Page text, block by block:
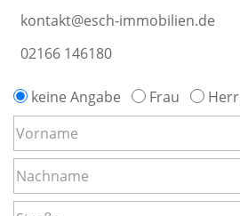
kontakt@esch-immobilien.de
02166 146180
keine Angabe Frau Herr